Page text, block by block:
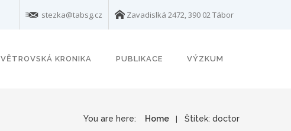
stezka@tabsg.cz Zavadislká 2472, 390 02 Tábor
VĚTROVSKÁ KRONIKA PUBLIKACE VÝZKUM
You are here: Home Štítek: doctor